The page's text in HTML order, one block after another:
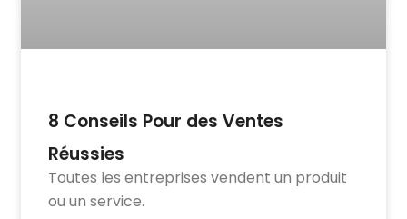
8 Conseils Pour des Ventes
Réussies
Toutes les entreprises vendent un produit
ou un service.